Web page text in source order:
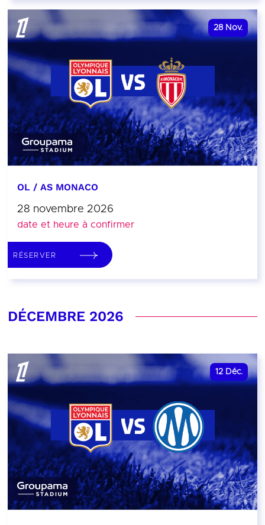
28 Nov.
OL / AS MONACO
28 novembre 2026
date et heure à confirmer
RÉSERVER
DÉCEMBRE 2026
12 Déc.